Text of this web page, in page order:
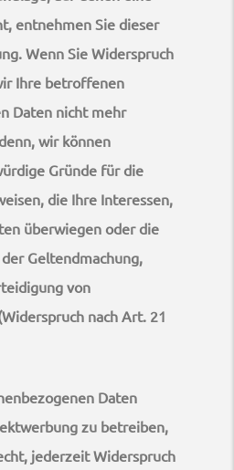
entnehmen Sie dieser
Wenn Sie Widerspruch
Ihre betroffenen
Daten nicht mehr
wir können
Gründe für die
die Ihre Interessen,
überwiegen oder die
Geltendmachung,
von
nach Art. 21
Daten
zu betreiben,
jederzeit Widerspruch